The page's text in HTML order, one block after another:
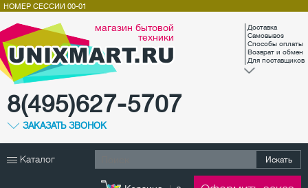
магазин бытовой
техники
8(495)627-5707
ЗАКАЗАТЬ ЗВОНОК
Доставка
Самовывоз
Способы оплаты
Возврат и обмен
Для поставщиков
НОМЕР СЕССИИ 00-01
Каталог Искать